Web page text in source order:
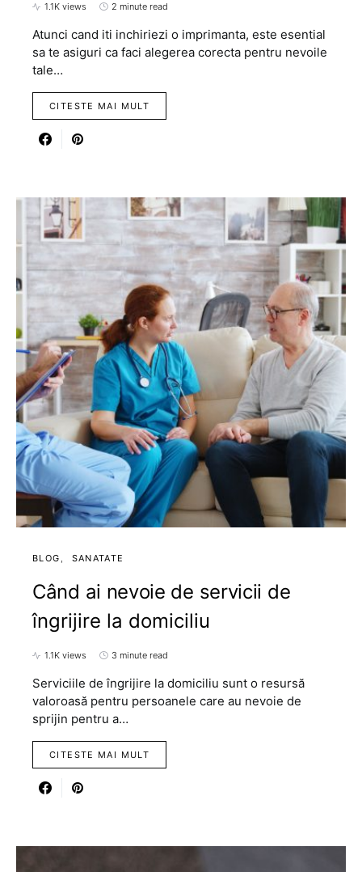
1.1K views 2 minute read
Atunci cand iti inchiriezi o imprimanta, este esential
sa te asiguri ca faci alegerea corecta pentru nevoile
tale…
CITESTE MAI MULT
BLOG SANATATE
Când ai nevoie de servicii de
îngrijire la domiciliu
1.1K views 3 minute read
Serviciile de îngrijire la domiciliu sunt o resursă
valoroasă pentru persoanele care au nevoie de
sprijin pentru a…
CITESTE MAI MULT